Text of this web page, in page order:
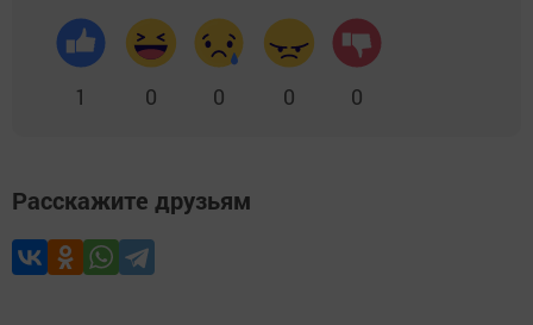
1 0 0 0 0
Расскажите друзьям